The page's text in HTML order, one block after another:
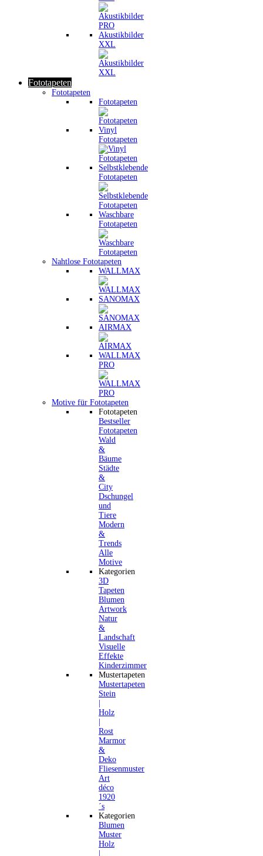
Akustikbilder
XXL
Fototapeten
Fototapeten
Fototapeten
Vinyl
Fototapeten
Selbstklebende
Fototapeten
Waschbare
Fototapeten
Nahtlose Fototapeten
WALLMAX
SANOMAX
AIRMAX
WALLMAX
PRO
Motive für Fototapeten
Fototapeten
Bestseller
Fototapeten
Wald
&
Bäume
Städte
&
City
Dschungel
und
Tiere
Modern
&
Trends
Alle
Motive
Kategorien
3D
Tapeten
Blumen
Artwork
Natur
&
Landschaft
Visuelle
Effekte
Kinderzimmer
Mustertapeten
Mustertapeten
Stein
Holz
Rost
Marmor
&
Deko
Fliesenmuster
Art
déco
1920
´s
Kategorien
Blumen
Muster
Holz